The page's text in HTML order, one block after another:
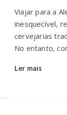
Viajar para a
inesquecível,
cervejarias
No entanto,
Ler mais